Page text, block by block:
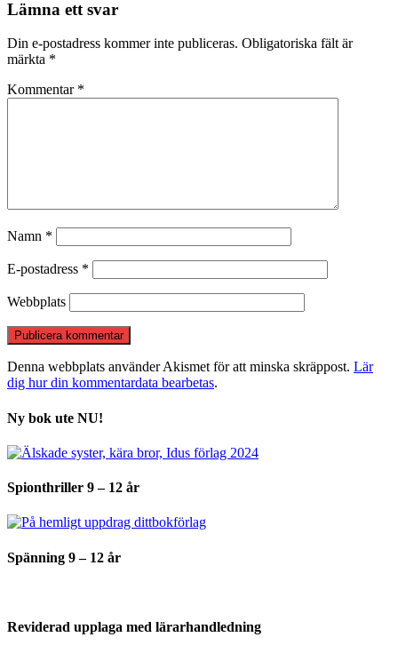
Lämna ett svar
Din e-postadress kommer inte publiceras. Obligatoriska fält är
märkta *
Kommentar *
Namn *
E-postadress *
Webbplats
Denna webbplats använder Akismet för att minska skräppost. Lär
dig hur din kommentardata bearbetas.
Ny bok ute NU!
Spionthriller 9 – 12 år
Spänning 9 – 12 år
Reviderad upplaga med lärarhandledning